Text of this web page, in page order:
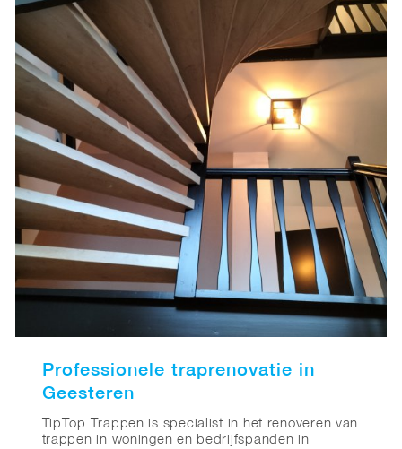
Professionele traprenovatie in
Geesteren
TipTop Trappen is specialist in het renoveren van
trappen in woningen en bedrijfspanden in